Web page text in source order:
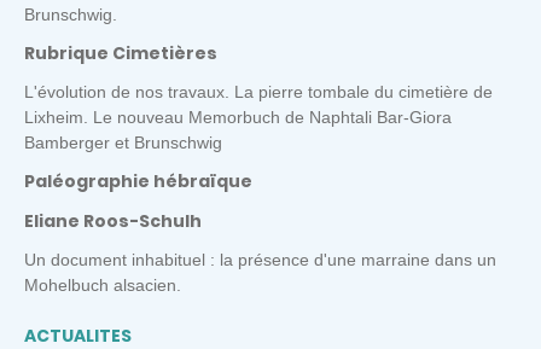
Brunschwig.
Rubrique Cimetières
L'évolution de nos travaux. La pierre tombale du cimetière de
Lixheim. Le nouveau Memorbuch de Naphtali Bar-Giora
Bamberger et Brunschwig
Paléographie hébraïque
Eliane Roos-Schulh
Un document inhabituel : la présence d'une marraine dans un
Mohelbuch alsacien.
ACTUALITES